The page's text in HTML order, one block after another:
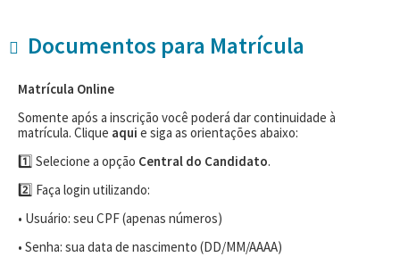
Documentos para Matrícula
Matrícula Online
Somente após a inscrição você poderá dar continuidade à
matrícula. Clique aqui e siga as orientações abaixo:
1️⃣ Selecione a opção Central do Candidato.
2️⃣ Faça login utilizando:
• Usuário: seu CPF (apenas números)
• Senha: sua data de nascimento (DD/MM/AAAA)